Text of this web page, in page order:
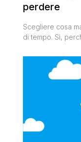
perdere
Scegliere cosa
di tempo. Sì,
sentono odori e
originarie di
questa